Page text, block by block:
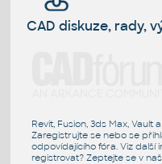
CAD diskuze, rady,
Revit, Fusion, 3ds Max, Vault
Zaregistrujte se nebo se
odpovídajícího fóra. Viz další
registrovat? Zeptejte se v